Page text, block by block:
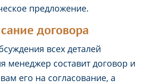
предложение.
договора
всех деталей
менеджер составит договор и
его на согласование, а